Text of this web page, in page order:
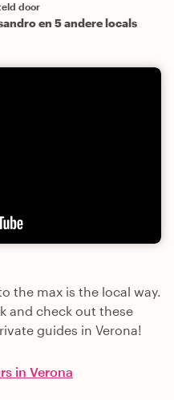
door
en 5 andere locals
the max is the local way.
and check out these
guides in Verona!
in Verona